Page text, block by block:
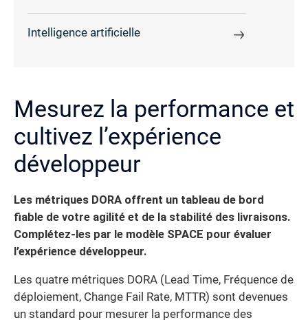
Intelligence artificielle
Mesurez la performance et
cultivez l’expérience
développeur
Les métriques DORA offrent un tableau de bord
fiable de votre agilité et de la stabilité des livraisons.
Complétez-les par le modèle SPACE pour évaluer
l’expérience développeur.
Les quatre métriques DORA (Lead Time, Fréquence de
déploiement, Change Fail Rate, MTTR) sont devenues
un standard pour mesurer la performance des